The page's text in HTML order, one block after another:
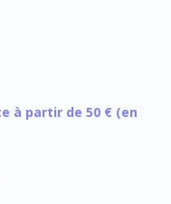
à partir de 50 € (en